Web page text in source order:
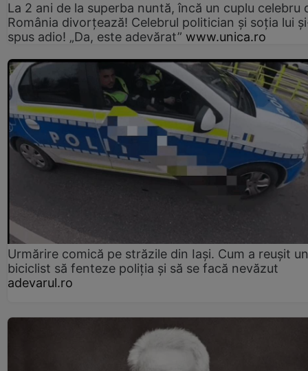
La 2 ani de la superba nuntă, încă un cuplu celebru
România divorțează! Celebrul politician și soția lui
spus adio! „Da, este adevărat” www.unica.ro
Urmărire comică pe străzile din Iași. Cum a reușit un
biciclist să fenteze poliția și să se facă nevăzut
adevarul.ro